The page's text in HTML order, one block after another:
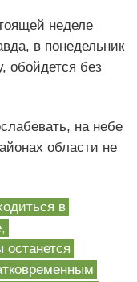
неделе
в понедельник
обойдется без
на небе
области не
в